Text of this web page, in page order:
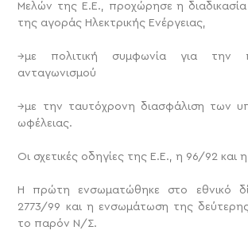
Μελών της Ε.Ε., προχώρησε η
της αγοράς Ηλεκτρικής Ενέργειας,
→με πολιτική συμφωνία για την
ανταγωνισμού
→με την ταυτόχρονη διασφάλιση των
ωφέλειας.
Οι σχετικές οδηγίες της Ε.Ε., η 96/92
Η πρώτη ενσωματώθηκε στο εθνικό
2773/99 και η ενσωμάτωση της
το παρόν Ν/Σ.